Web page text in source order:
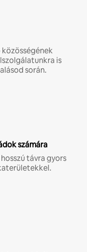
is
során.
számára
távra gyors